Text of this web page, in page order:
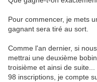
Pour commencer, je mets
gagnant sera tiré au sort.
Comme l'an dernier, si
mettrai une deuxième
troisième et ainsi de
98 inscriptions, je compte